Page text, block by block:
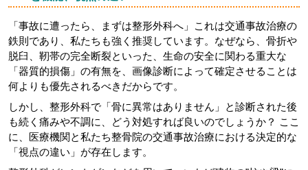
「事故に遭ったら、まずは整形外科へ」これは交通事故治療の
鉄則であり、私たちも強く推奨しています。なぜなら、骨折や
脱臼、靭帯の完全断裂といった、生命の安全に関わる重大な
「器質的損傷」の有無を、画像診断によって確定させることは
何よりも優先されるべきだからです。
しかし、整形外科で「骨に異常はありません」と診断された後
も続く痛みや不調に、どう対処すれば良いのでしょうか？ ここ
に、医療機関と私たち整骨院の交通事故治療における決定的な
「視点の違い」が存在します。